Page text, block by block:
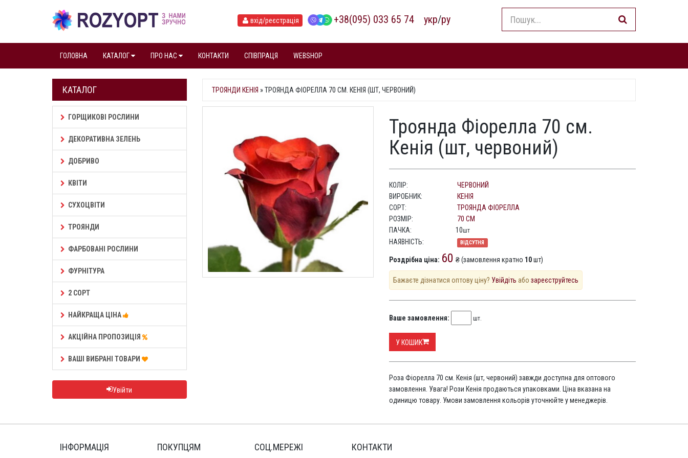
вхід/реєстрація +38(095) 033 65 74 укр/ру
ГОЛОВНА КАТАЛОГ ПРО НАС КОНТАКТИ СПІВПРАЦЯ WEBSHOP
КАТАЛОГ
ГОРЩИКОВІ РОСЛИНИ
ДЕКОРАТИВНА ЗЕЛЕНЬ
ДОБРИВО
КВІТИ
СУХОЦВІТИ
ТРОЯНДИ
ФАРБОВАНІ РОСЛИНИ
ФУРНІТУРА
2 СОРТ
НАЙКРАЩА ЦІНА
АКЦІЙНА ПРОПОЗИЦІЯ
ВАШІ ВИБРАНІ ТОВАРИ
Увійти
ТРОЯНДИ КЕНІЯ »ТРОЯНДА ФІОРЕЛЛА 70 СМ. КЕНІЯ (ШТ, ЧЕРВОНИЙ)
Троянда Фіорелла 70 см.
Кенія (шт, червоний)
КОЛІР:
ЧЕРВОНИЙ
ВИРОБНИК:
КЕНІЯ
СОРТ:
ТРОЯНДА ФІОРЕЛЛА
РОЗМІР:
70 СМ
ПАЧКА:
10шт
НАЯВНІСТЬ: ВІДСУТНЯ
Роздрібна ціна: 60 ​​₴ (замовлення кратно 10шт)
Бажаєте дізнатися оптову ціну? Увійдіть абозареєструйтесь
Ваше замовлення: шт.
У КОШИК
Роза Фіорелла 70 см. Кенія (шт, червоний) завжди доступна для оптового
замовлення. Увага! Рози Кенія продаються упаковками. Ціна вказана на
одиницю товару. Умови замовлення кольорів уточнюйте у менеджерів.
ІНФОРМАЦІЯ ПОКУПЦЯМ СОЦ.МЕРЕЖІ КОНТАКТИ